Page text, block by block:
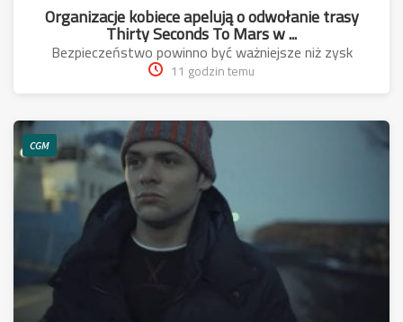
Organizacje kobiece apelują o odwołanie trasy
Thirty Seconds To Mars w ...
Bezpieczeństwo powinno być ważniejsze niż zysk
11 godzin temu
CGM